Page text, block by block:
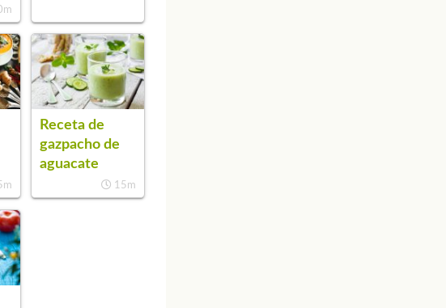
Receta de
gazpacho de
aguacate
15m